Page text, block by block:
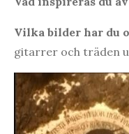
Vilka bilder har du
gitarrer och träden